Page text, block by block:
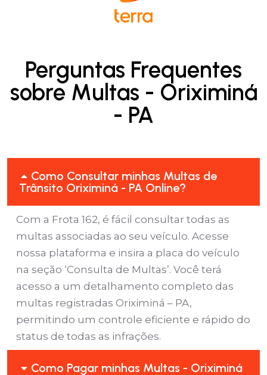
Perguntas Frequentes
sobre Multas - Oriximiná
- PA
Como Consultar minhas Multas de
Trânsito Oriximiná - PA Online?
Com a Frota 162, é fácil consultar todas as
multas associadas ao seu veículo. Acesse
nossa plataforma e insira a placa do veículo
na seção ‘Consulta de Multas’. Você terá
acesso a um detalhamento completo das
multas registradas Oriximiná – PA,
permitindo um controle eficiente e rápido do
status de todas as infrações.
Como Pagar minhas Multas - Oriximiná